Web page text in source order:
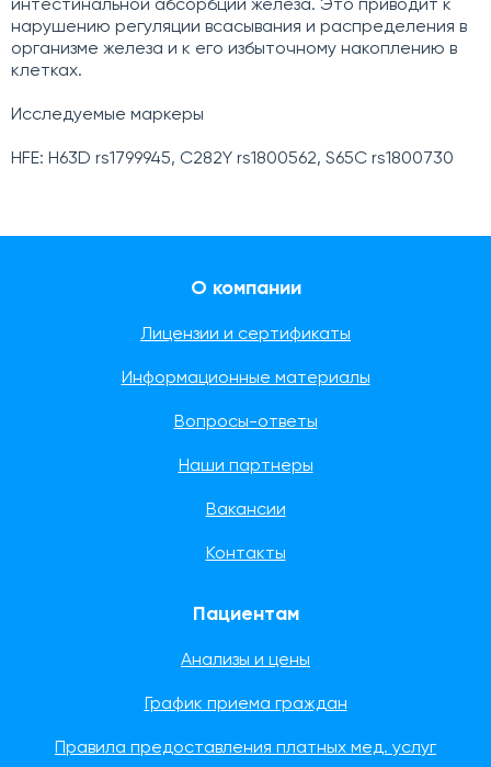
интестинальной абсорбции железа. Это приводит к
нарушению регуляции всасывания и распределения в
организме железа и к его избыточному накоплению в
клетках.
Исследуемые маркеры
HFE: H63D rs1799945, С282Y rs1800562, S65C rs1800730
О компании
Лицензии и сертификаты
Информационные материалы
Вопросы-ответы
Наши партнеры
Вакансии
Контакты
Пациентам
Анализы и цены
График приема граждан
Правила предоставления платных мед. услуг